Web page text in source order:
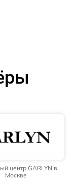
центр GARLYN в
Москве